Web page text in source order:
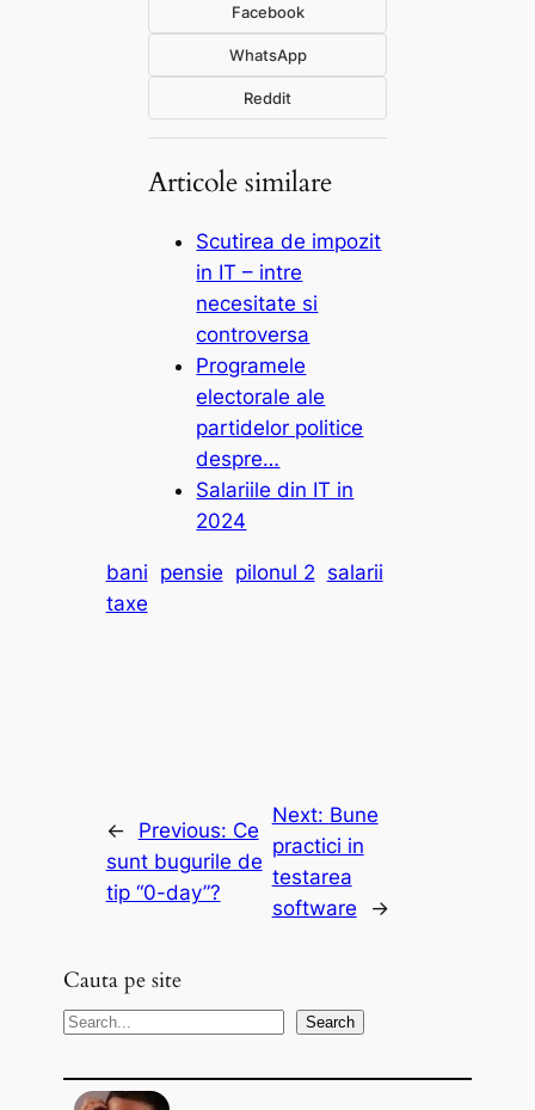
Facebook
WhatsApp
Reddit
Articole similare
Scutirea de impozit
in IT – intre
necesitate si
controversa
Programele
electorale ale
partidelor politice
despre…
Salariile din IT in
2024
bani pensie pilonul 2 salarii
taxe
← Previous: Ce
sunt bugurile de
tip “0-day”?
Next: Bune
practici in
testarea
software
→
Cauta pe site
S
a
Search